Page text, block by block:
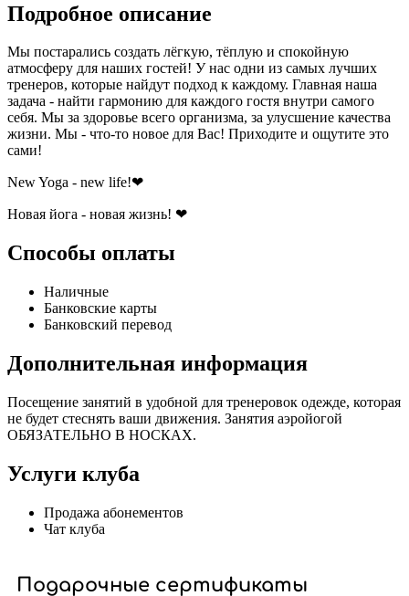
Подробное описание
Мы постарались создать лёгкую, тёплую и спокойную
атмосферу для наших гостей! У нас одни из самых лучших
тренеров, которые найдут подход к каждому. Главная наша
задача - найти гармонию для каждого гостя внутри самого
себя. Мы за здоровье всего организма, за улусшение качества
жизни. Мы - что-то новое для Вас! Приходите и ощутите это
сами!
New Yoga - new life!❤
Новая йога - новая жизнь! ❤
Способы оплаты
Наличные
Банковские карты
Банковский перевод
Дополнительная информация
Посещение занятий в удобной для тренеровок одежде, которая
не будет стеснять ваши движения. Занятия аэройогой
ОБЯЗАТЕЛЬНО В НОСКАХ.
Услуги клуба
Продажа абонементов
Чат клуба